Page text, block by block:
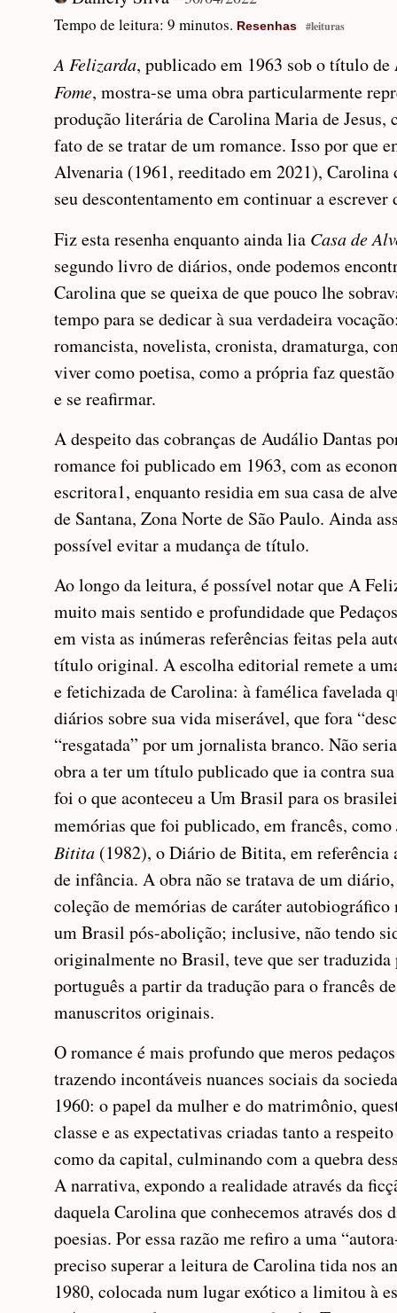
Tempo de leitura: 9 minutos. Resenhas #leituras
A Felizarda, publicado em 1963 sob o título de
Fome, mostra-se uma obra particularmente
produção literária de Carolina Maria de Jesus,
fato de se tratar de um romance. Isso por que
Alvenaria (1961, reeditado em 2021),
seu descontentamento em continuar a escrever
Fiz esta resenha enquanto ainda lia Casa de
segundo livro de diários, onde podemos
Carolina que se queixa de que pouco lhe
tempo para se dedicar à sua verdadeira
romancista, novelista, cronista, dramaturga,
viver como poetisa, como a própria faz
e se reafirmar.
A despeito das cobranças de Audálio Dantas
romance foi publicado em 1963, com as
escritora1, enquanto residia em sua casa de
de Santana, Zona Norte de São Paulo. Ainda
possível evitar a mudança de título.
Ao longo da leitura, é possível notar que A
muito mais sentido e profundidade que
em vista as inúmeras referências feitas pela
título original. A escolha editorial remete a
e fetichizada de Carolina: à famélica favelada
diários sobre sua vida miserável, que fora
“resgatada” por um jornalista branco. Não
obra a ter um título publicado que ia contra
foi o que aconteceu a Um Brasil para os
memórias que foi publicado, em francês, como
Bitita(1982), o Diário de Bitita, em referência
de infância. A obra não se tratava de um
coleção de memórias de caráter autobiográfico
um Brasil pós-abolição; inclusive, não tendo
originalmente no Brasil, teve que ser traduzida
português a partir da tradução para o francês
manuscritos originais.
O romance é mais profundo que meros
trazendo incontáveis nuances sociais da
1960: o papel da mulher e do matrimônio,
classe e as expectativas criadas tanto a
como da capital, culminando com a quebra
A narrativa, expondo a realidade através da
daquela Carolina que conhecemos através dos
poesias. Por essa razão me refiro a uma
preciso superar a leitura de Carolina tida nos
1980, colocada num lugar exótico a limitou à